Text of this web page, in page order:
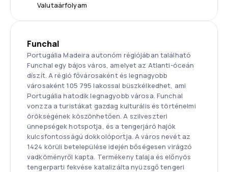
Valutaárfolyam
Funchal
Portugália Madeira autonóm régiójában található
Funchal egy bájos város, amelyet az Atlanti-óceán
díszít. A régió fővárosaként és legnagyobb
városaként 105 795 lakossal büszkélkedhet, ami
Portugália hatodik legnagyobb városa. Funchal
vonzza a turistákat gazdag kulturális és történelmi
örökségének köszönhetően. A szilveszteri
ünnepségek hotspotja, és a tengerjáró hajók
kulcsfontosságú dokkolóportja. A város nevét az
1424 körüli betelepülése idején bőségesen virágzó
vadköményről kapta. Termékeny talaja és előnyös
tengerparti fekvése katalizálta nyüzsgő tengeri